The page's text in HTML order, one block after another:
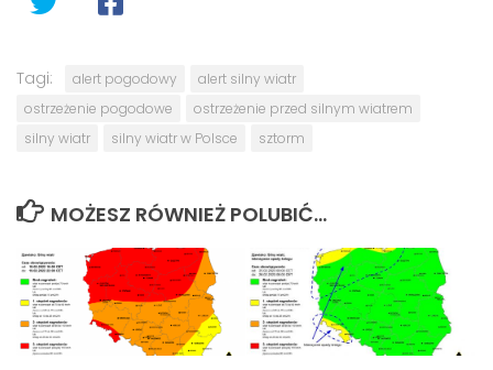
Tagi: alert pogodowy
alert silny wiatr
ostrzeżenie pogodowe
ostrzeżenie przed silnym wiatrem
silny wiatr
silny wiatr w Polsce sztorm
MOŻESZ RÓWNIEŻ POLUBIĆ…